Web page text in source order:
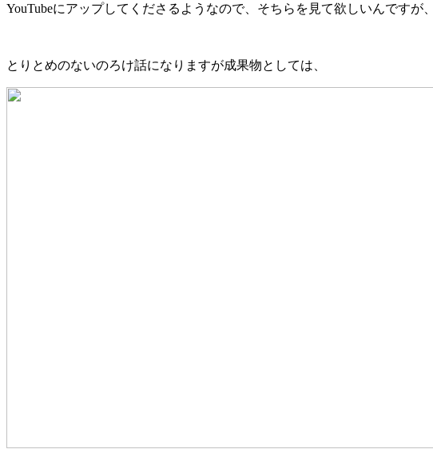
YouTubeにアップしてくださるようなので、そちらを見て欲しいんですが、
とりとめのないのろけ話になりますが成果物としては、